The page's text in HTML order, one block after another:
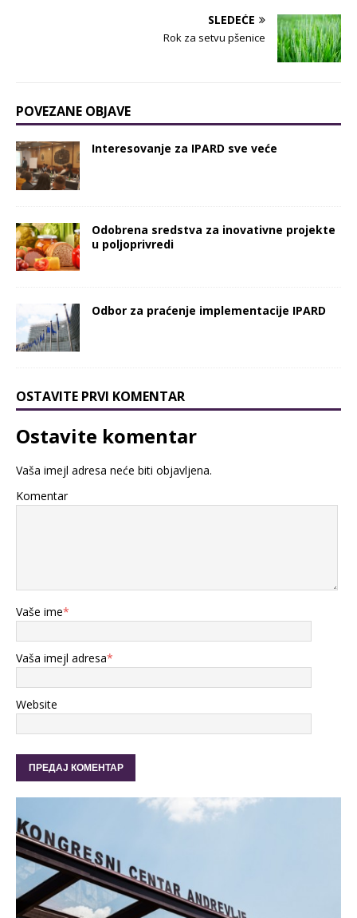
SLEDEĆE
Rok za setvu pšenice
POVEZANE OBJAVE
Interesovanje za IPARD sve veće
Odobrena sredstva za inovativne projekte
u poljoprivredi
Odbor za praćenje implementacije IPARD
OSTAVITE PRVI KOMENTAR
Ostavite komentar
Vaša imejl adresa neće biti objavljena.
Komentar
Vaše ime*
Vaša imejl adresa*
Website